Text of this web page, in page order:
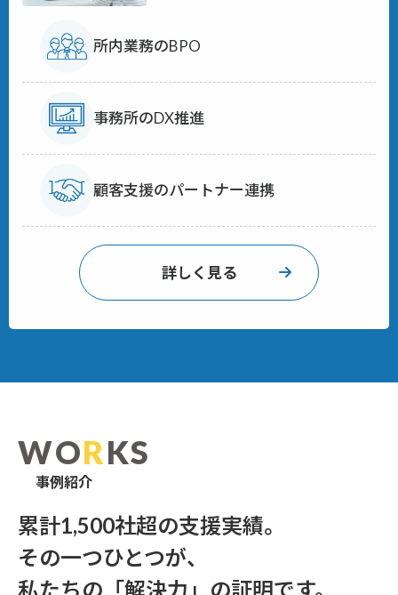
所内業務のBPO
事務所のDX推進
顧客支援のパートナー連携
詳しく見る
WORKS
事例紹介
累計1,500社超の支援実績。
その一つひとつが、
私たちの「解決力」の証明です。